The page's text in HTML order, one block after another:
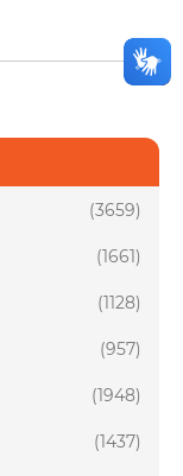
(3659)
(1661)
(1128)
(957)
(1948)
(1437)